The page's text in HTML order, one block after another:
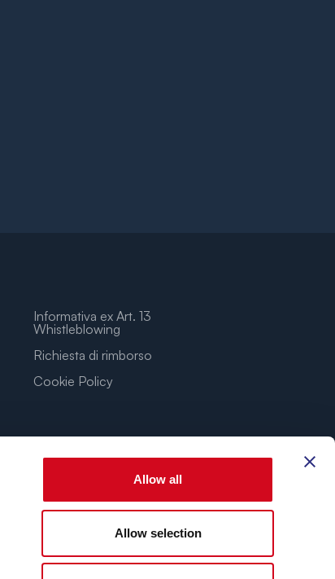
Allow all
Allow selection
Informativa ex Art. 13
Whistleblowing
Richiesta di rimborso
Cookie Policy